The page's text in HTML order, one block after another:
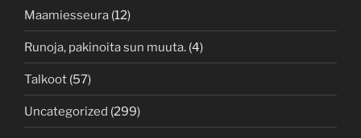
Maamiesseura (12)
Runoja, pakinoita sun muuta. (4)
Talkoot (57)
Uncategorized (299)